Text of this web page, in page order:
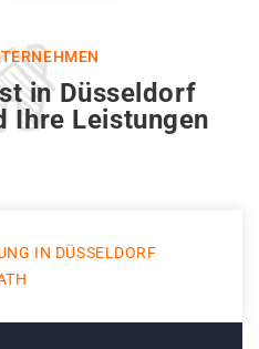
in Düsseldorf
Ihre Leistungen
IN DÜSSELDORF